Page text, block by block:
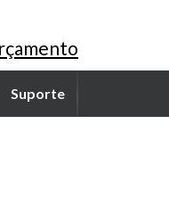
Suporte